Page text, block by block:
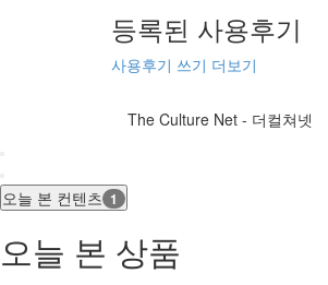
등록된 사용후기
사용후기 쓰기 더보기
The Culture Net - 더컬쳐넷
오늘 본 컨텐츠 1
오늘 본 상품